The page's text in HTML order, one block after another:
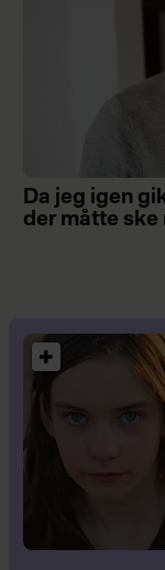
Da jeg igen
der måtte